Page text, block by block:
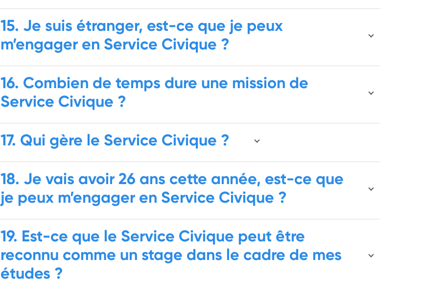
15. Je suis étranger, est-ce que je peux
m’engager en Service Civique ?
16. Combien de temps dure une mission de
Service Civique ?
17. Qui gère le Service Civique ?
18. Je vais avoir 26 ans cette année, est-ce que
je peux m’engager en Service Civique ?
19. Est-ce que le Service Civique peut être
reconnu comme un stage dans le cadre de mes
études ?